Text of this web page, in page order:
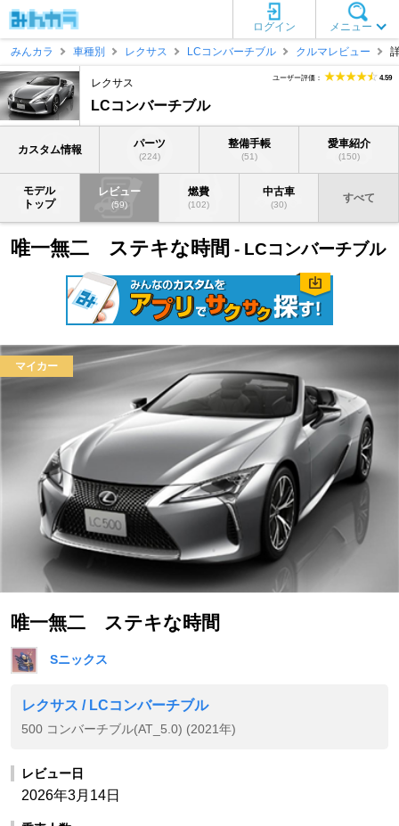
メニュー
ログイン
みんカラ
車種別 レクサス LCコンバーチブル クルマレビュー
レクサス
LCコンバーチブル
ユーザー評価： 4.59
カスタム情報 パーツ
(224)
整備手帳
(51)
愛車紹介
(150)
モデル
トップ
レビュー
(59)
燃費
(102)
中古車
(30)
すべて
唯一無二 ステキな時間 - LCコンバーチブル
マイカー
唯一無二 ステキな時間
Sニックス
レクサス / LCコンバーチブル
500 コンバーチブル(AT_5.0) (2021年)
レビュー日
2026年3月14日